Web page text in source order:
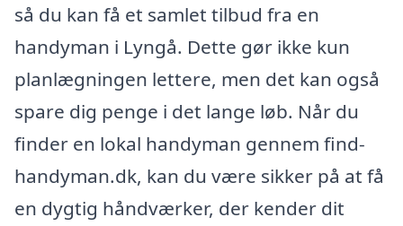
så du kan få et samlet tilbud fra en
handyman i Lyngå. Dette gør ikke kun
planlægningen lettere, men det kan også
spare dig penge i det lange løb. Når du
finder en lokal handyman gennem find-
handyman.dk, kan du være sikker på at få
en dygtig håndværker, der kender dit